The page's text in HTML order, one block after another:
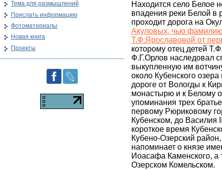
Находится село Белое
впадения реки Белой в
проходит дорога на
Акуловых, чью
Т.Ф.Ярославовой от
которому отец детей
Ф.Г.Орлов наследовал
выкупленную им
около Кубенского
дороге от Вологды к
монастырю и к Белому
упоминания трех
первому Рюриковому
Кубенском, до Василия
короткое время
Кубено-Озерский
напоминает о князе
Иоасафа Каменского, а
Озерском Комельском.
Тема для размышлений
Прислать информацию
Фотоматериалы
Новая книга
Проекты